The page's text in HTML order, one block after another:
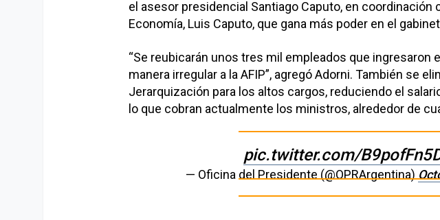
el asesor presidencial Santiago Caputo, en coordinación
Economía, Luis Caputo, que gana más poder en el
“Se reubicarán unos tres mil empleados que ingresaron
manera irregular a la AFIP”, agregó Adorni. También se
Jerarquización para los altos cargos, reduciendo el
lo que cobran actualmente los ministros, alrededor de
pic.twitter.com/
— Oficina del Presidente (@OPRArgentina)